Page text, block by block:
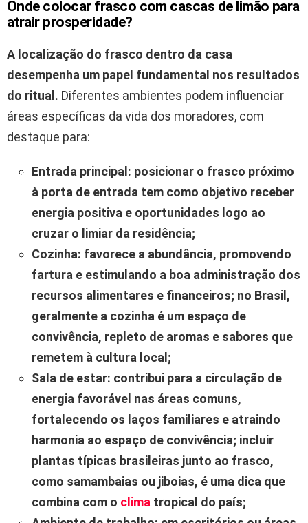
Onde colocar frasco com cascas de limão para
atrair prosperidade?
A localização do frasco dentro da casa
desempenha um papel fundamental nos resultados
do ritual. Diferentes ambientes podem influenciar
áreas específicas da vida dos moradores, com
destaque para:
Entrada principal: posicionar o frasco próximo
à porta de entrada tem como objetivo receber
energia positiva e oportunidades logo ao
cruzar o limiar da residência;
Cozinha: favorece a abundância, promovendo
fartura e estimulando a boa administração dos
recursos alimentares e financeiros; no Brasil,
geralmente a cozinha é um espaço de
convivência, repleto de aromas e sabores que
remetem à cultura local;
Sala de estar: contribui para a circulação de
energia favorável nas áreas comuns,
fortalecendo os laços familiares e atraindo
harmonia ao espaço de convivência; incluir
plantas típicas brasileiras junto ao frasco,
como samambaias ou jiboias, é uma dica que
combina com o clima tropical do país;